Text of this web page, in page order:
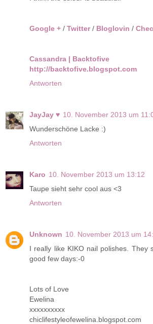
Google + / Twitter/ Bloglovin /
Cassandra | Backtofive
http://backtofive.blogspot.com
Antworten
JayJay ♥ 10. November 2013 um
Wunderschöne Lacke :)
Antworten
Karo 10. November 2013 um 13:12
Taupe sieht sehr cool aus <3
Antworten
Unknown 10. November 2013 um
I really like KIKO nail polishes. They
good few days:-0
Lots of Love
Ewelina
xxxxxxxxxx
chiclifestyleofewelina.blogspot.com